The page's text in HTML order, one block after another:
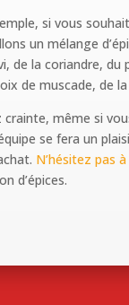
si vous
un mélange
de la coriandre,
de muscade, de
crainte, même si
se fera un
N’hésitez pas
d’épices.